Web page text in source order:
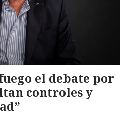
el debate por
controles y